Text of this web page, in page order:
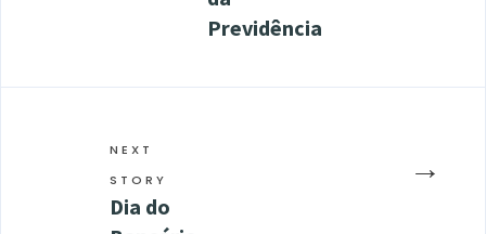
Previdência
→
NEXT
STORY
Dia do